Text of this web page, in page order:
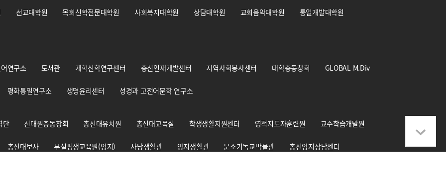
선교대학원 목회신학전문대학원 사회복지대학원 상담대학원 교회음악대학원 통일개발대학원
연구소 도서관 개혁신학연구센터 총신인재개발센터 지역사회봉사센터 대학총동창회 GLOBAL M.Div
평화통일연구소 생명윤리센터 성경과 고전어문학 연구소
단 신대원총동창회 총신대유치원 총신대교목실 학생생활지원센터 영적지도자훈련원 교수학습개발원
총신대보사 부설평생교육원(양지) 사당생활관 양지생활관 문소기독교박물관 총신양지상담센터